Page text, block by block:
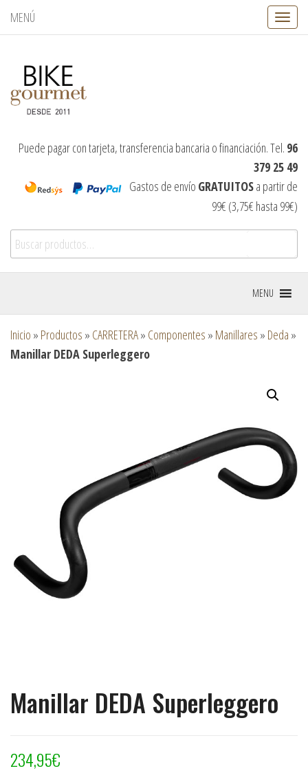
MENÚ
C
a
e
g
a
i
Puede pagar con tarjeta, transferencia bancaria o financiación. Tel. 96
379 25 49
Gastos de envío GRATUITOSa partir de
99€ (3,75€ hasta 99€)
MENU
Inicio » Productos » CARRETERA» Componentes » Manillares » Deda »
Manillar DEDA Superleggero
Manillar DEDA Superleggero
234,95€